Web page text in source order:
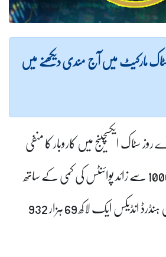
مارکیٹ میں آج مندی دیکھنے میں
سٹاک ایکسچینج میں کاروبار کا منفی
زون میں آغاز ہوا ہے، 1000 سے زائد پوائنٹس کی کمی کے ساتھ
پاکستان سٹاک مارکیٹ میں ہنڈرڈ انڈیکس ایک لاکھ 69 ہزار 932